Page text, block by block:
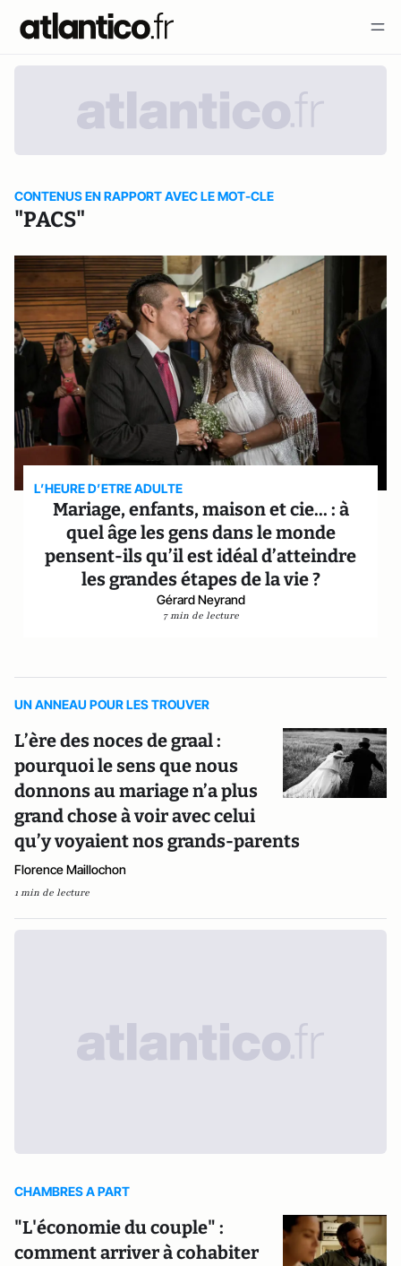
CONTENUS EN RAPPORT AVEC LE MOT-CLE
"PACS"
L’HEURE D’ETRE ADULTE
Mariage, enfants, maison et cie... : à
quel âge les gens dans le monde
pensent-ils qu’il est idéal d’atteindre
les grandes étapes de la vie ?
Gérard Neyrand
7 min de lecture
UN ANNEAU POUR LES TROUVER
L’ère des noces de graal :
pourquoi le sens que nous
donnons au mariage n’a plus
grand chose à voir avec celui
qu’y voyaient nos grands-parents
Florence Maillochon
1 min de lecture
CHAMBRES A PART
"L'économie du couple" :
comment arriver à cohabiter